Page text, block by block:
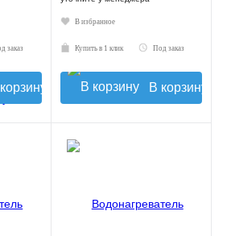
заказ
В избранное
Купить в 1 клик Под заказ
В корзину